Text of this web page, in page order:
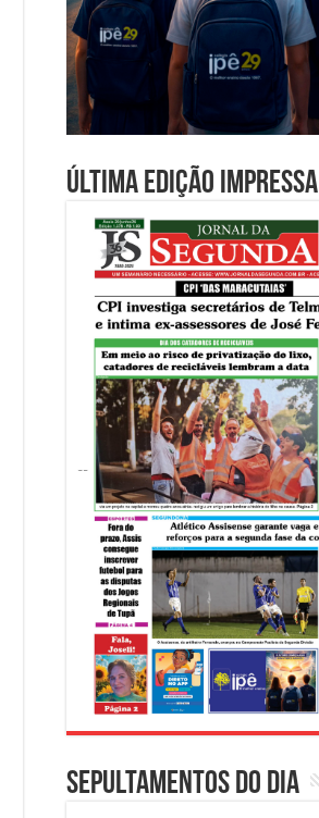
Última edição impressa
Sepultamentos do dia